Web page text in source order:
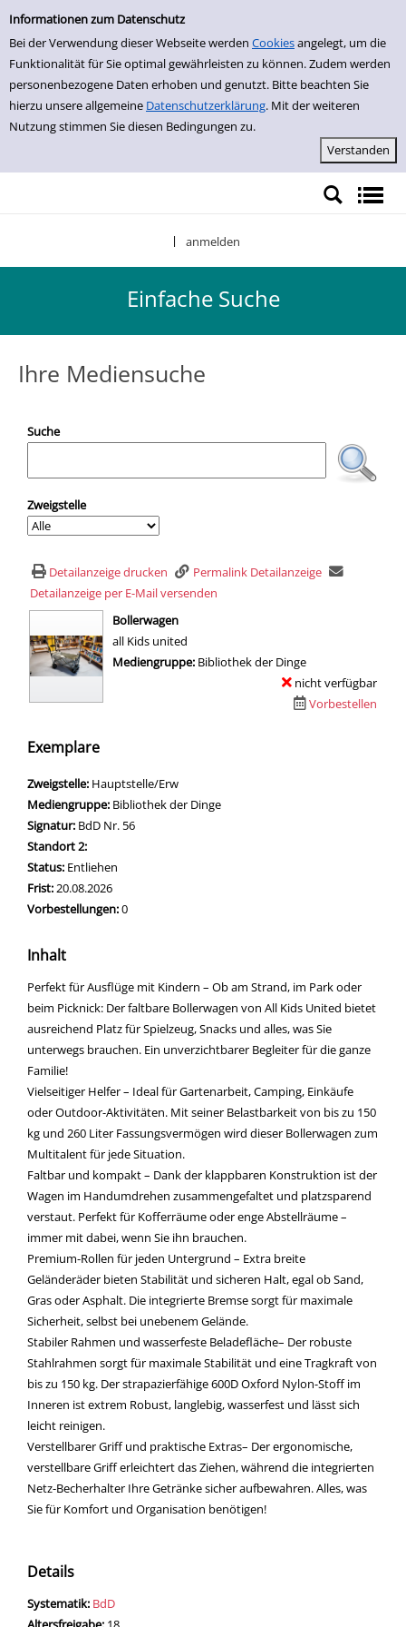
Einfache Suche
Informationen zum Datenschutz
Bei der Verwendung dieser Webseite werden Cookiesangelegt, um die
Funktionalität für Sie optimal gewährleisten zu können. Zudem werden
personenbezogene Daten erhoben und genutzt. Bitte beachten Sie
hierzu unsere allgemeine Datenschutzerklärung. Mit der weiteren
Nutzung stimmen Sie diesen Bedingungen zu.
Zur Detailanzeige springen
anmelden
Einfache Suche
Ihre Mediensuche
Suche
Zweigstelle
Detailanzeige drucken
Permalink Detailanzeige
Detailanzeige per E-Mail versenden
wird in neuem Tab geöffnet
Bollerwagen
all Kids united
Suche nach diesem Verfasser
Mediengruppe: Bibliothek der Dinge
nicht verfügbar
Vorbestellen
Exemplare
Zweigstelle: Hauptstelle/Erw
Mediengruppe: Bibliothek der Dinge
Signatur: BdD Nr. 56
Standort 2:
Status: Entliehen
Frist: 20.08.2026
Vorbestellungen:0
Inhalt
Perfekt für Ausflüge mit Kindern – Ob am Strand, im Park oder
beim Picknick: Der faltbare Bollerwagen von All Kids United bietet
ausreichend Platz für Spielzeug, Snacks und alles, was Sie
unterwegs brauchen. Ein unverzichtbarer Begleiter für die ganze
Familie!
Vielseitiger Helfer – Ideal für Gartenarbeit, Camping, Einkäufe
oder Outdoor-Aktivitäten. Mit seiner Belastbarkeit von bis zu 150
kg und 260 Liter Fassungsvermögen wird dieser Bollerwagen zum
Multitalent für jede Situation.
Faltbar und kompakt – Dank der klappbaren Konstruktion ist der
Wagen im Handumdrehen zusammengefaltet und platzsparend
verstaut. Perfekt für Kofferräume oder enge Abstellräume –
immer mit dabei, wenn Sie ihn brauchen.
Premium-Rollen für jeden Untergrund – Extra breite
Geländeräder bieten Stabilität und sicheren Halt, egal ob Sand,
Gras oder Asphalt. Die integrierte Bremse sorgt für maximale
Sicherheit, selbst bei unebenem Gelände.
Stabiler Rahmen und wasserfeste Beladefläche– Der robuste
Stahlrahmen sorgt für maximale Stabilität und eine Tragkraft von
bis zu 150 kg. Der strapazierfähige 600D Oxford Nylon-Stoff im
Inneren ist extrem Robust, langlebig, wasserfest und lässt sich
leicht reinigen.
Verstellbarer Griff und praktische Extras– Der ergonomische,
verstellbare Griff erleichtert das Ziehen, während die integrierten
Netz-Becherhalter Ihre Getränke sicher aufbewahren. Alles, was
Sie für Komfort und Organisation benötigen!
Details
Suche nach diesem Verfasser
opens in new tab
Diesen Link in neuem Tab öffnen
Systematik: Suche nach dieser Systematik
BdD